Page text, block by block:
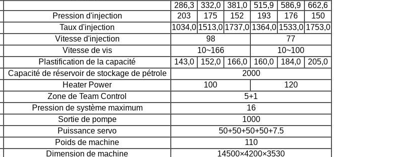
286,3 332,0 381,0 515,9 586,9
662,6
Pression d'injection 203 175 152 193 176
150
Taux d'injection 1034,0 1513,0 1737,0 1364,0 1533,0 1753,0
Vitesse d'injection 98
77
Vitesse de vis 10~166
10~100
Plastification de la capacité 143,0 152,0 166,0 160,0 184,0 205,0
Capacité de réservoir de stockage de pétrole
2000
Heater Power 100
120
Zone de Team Control
5+1
Pression de système maximum
16
Sortie de pompe
1000
Puissance servo
50+50+50+50+7.5
Poids de machine
110
Dimension de machine 14500×4200×3530